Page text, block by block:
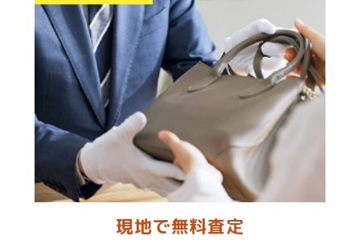
現地で無料査定